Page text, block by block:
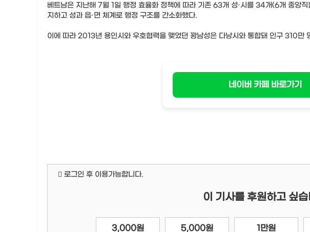
베트남은 지난해 7월 1일 행정 효율화 정책에 따라 기존 63개 성·시를 34개(6개 중앙
지하고 성과 읍·면 체계로 행정 구조를 간소화했다.
이에 따라 2013년 용인시와 우호협력을 맺었던 꽝남성은 다낭시와 통합돼 인구 310만
네이버 카페 바로가기
로그인 후 이용가능합니다.
이 기사를 후원하고 싶
3,000원 5,000원 1만원